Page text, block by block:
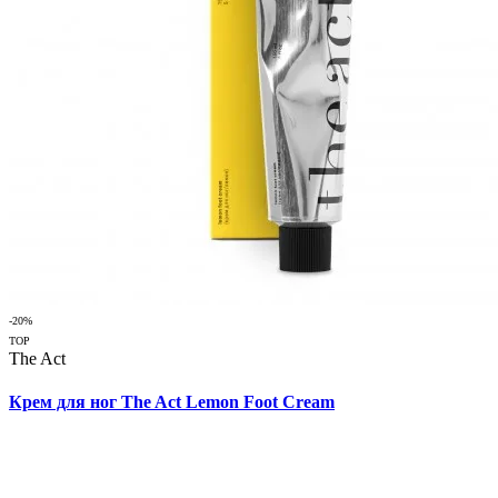
-20%
TOP
The Act
Крем для ног The Act Lemon Foot Cream